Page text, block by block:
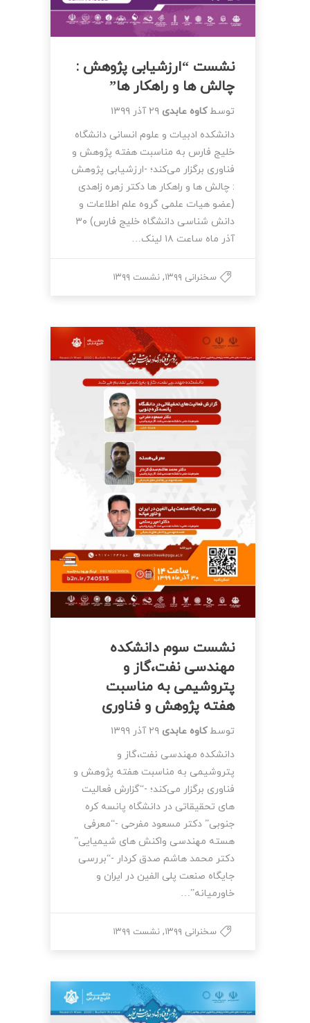
نشست “ارزشیابی پژوهش :
چالش ها و راهکار ها”
توسطکاوه عابدی ۲۹ آذر ۱۳۹۹
دانشکده ادبیات و علوم انسانی دانشگاه
خلیج فارس به مناسبت هفته پژوهش و
فناوری برگزار می‌کند؛ -ارزشیابی پژوهش
: چالش ها و راهکار ها دکتر زهره زاهدی
(عضو هیات علمی گروه علم اطلاعات و
دانش شناسی دانشگاه خلیج فارس) ۳۰
آذر ماه ساعت ۱۸ لینک…
سخنرانی ۱۳۹۹ , نشست ۱۳۹۹
نشست سوم دانشکده
مهندسی نفت،گاز و
پتروشیمی به مناسبت
هفته پژوهش و فناوری
توسطکاوه عابدی ۲۹ آذر ۱۳۹۹
دانشکده مهندسی نفت،گاز و
پتروشیمی به مناسبت هفته پژوهش و
فناوری برگزار می‌کند؛ -“گزارش فعالیت
های تحقیقاتی در دانشگاه پانسه کره
جنوبی” دکتر مسعود مفرحی -“معرفی
هسته مهندسی واکنش های شیمیایی”
دکتر محمد هاشم صدق کردار -“بررسی
جایگاه صنعت پلی الفین در ایران و
خاورمیانه”…
سخنرانی ۱۳۹۹ , نشست ۱۳۹۹